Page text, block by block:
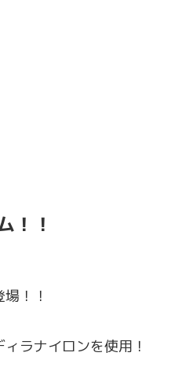
！！
！！
ラナイロンを使用！